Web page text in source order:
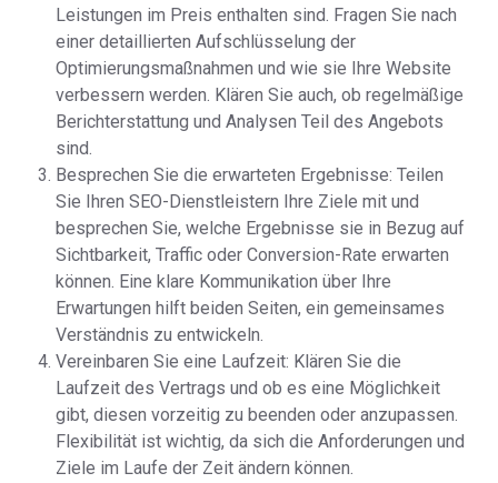
Leistungen im Preis enthalten sind. Fragen Sie nach
einer detaillierten Aufschlüsselung der
Optimierungsmaßnahmen und wie sie Ihre Website
verbessern werden. Klären Sie auch, ob regelmäßige
Berichterstattung und Analysen Teil des Angebots
sind.
Besprechen Sie die erwarteten Ergebnisse: Teilen
Sie Ihren SEO-Dienstleistern Ihre Ziele mit und
besprechen Sie, welche Ergebnisse sie in Bezug auf
Sichtbarkeit, Traffic oder Conversion-Rate erwarten
können. Eine klare Kommunikation über Ihre
Erwartungen hilft beiden Seiten, ein gemeinsames
Verständnis zu entwickeln.
Vereinbaren Sie eine Laufzeit: Klären Sie die
Laufzeit des Vertrags und ob es eine Möglichkeit
gibt, diesen vorzeitig zu beenden oder anzupassen.
Flexibilität ist wichtig, da sich die Anforderungen und
Ziele im Laufe der Zeit ändern können.